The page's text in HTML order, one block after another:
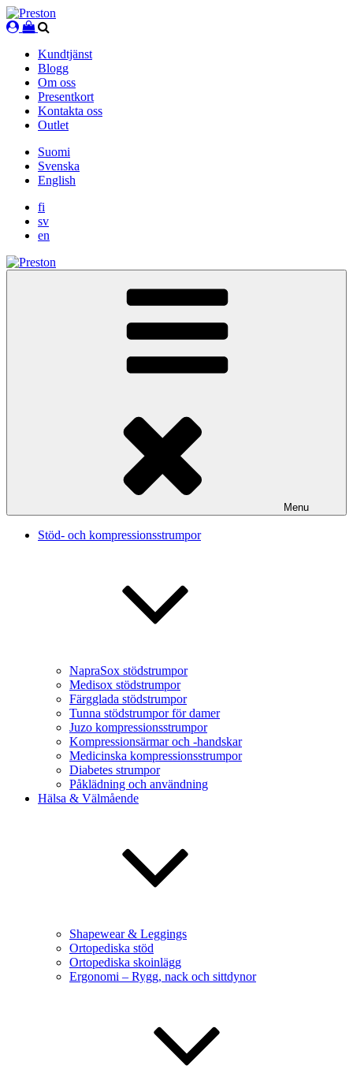
Skip
to
Kundtjänst
Blogg
Om oss
Presentkort
Kontakta oss
Outlet
Suomi
Svenska
English
fi
sv
en
Menu
Stöd- och kompressionsstrumpor
NapraSox stödstrumpor
Medisox stödstrumpor
Färgglada stödstrumpor
Tunna stödstrumpor för damer
Juzo kompressionsstrumpor
Kompressionsärmar och -handskar
Medicinska kompressionsstrumpor
Diabetes strumpor
Påklädning och användning
Hälsa & Välmående
Shapewear & Leggings
Ortopediska stöd
Ortopediska skoinlägg
Ergonomi – Rygg, nack och sittdynor